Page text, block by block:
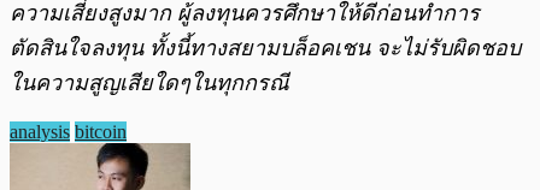
ความเสี่ยงสูงมาก ผู้ลงทุนควรศึกษาให้ดีก่อนทำการ
ตัดสินใจลงทุน ทั้งนี้ทางสยามบล็อคเชน จะไม่รับผิดชอบ
ในความสูญเสียใดๆในทุกกรณี
analysis bitcoin